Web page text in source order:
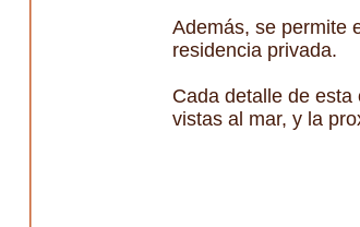
Además, se permite
residencia privada.
Cada detalle de
vistas al mar, y la